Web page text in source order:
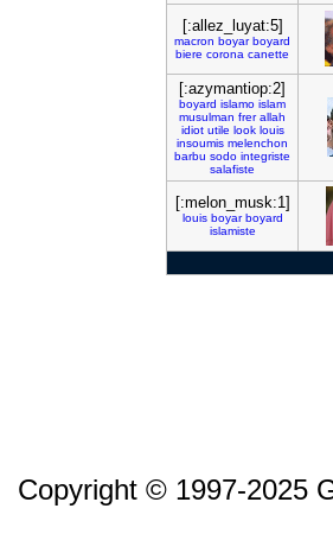
[:allez_luyat:5]
macron boyar boyard
biere corona canette
[:azymantiop:2]
boyard islamo islam
musulman frer allah
idiot utile look louis
insoumis melenchon
barbu sodo integriste
salafiste
[:melon_musk:1]
louis boyar boyard
islamiste
Copyright © 1997-2025